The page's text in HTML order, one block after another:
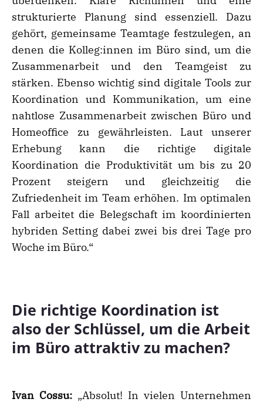
strukturierte Planung sind essenziell. Dazu
gehört, gemeinsame Teamtage festzulegen, an
denen die Kolleg:innen im Büro sind, um die
Zusammenarbeit und den Teamgeist zu
stärken. Ebenso wichtig sind digitale Tools zur
Koordination und Kommunikation, um eine
nahtlose Zusammenarbeit zwischen Büro und
Homeoffice zu gewährleisten. Laut unserer
Erhebung kann die richtige digitale
Koordination die Produktivität um bis zu 20
Prozent steigern und gleichzeitig die
Zufriedenheit im Team erhöhen. Im optimalen
Fall arbeitet die Belegschaft im koordinierten
hybriden Setting dabei zwei bis drei Tage pro
Woche im Büro.“
Die richtige Koordination ist
also der Schlüssel, um die Arbeit
im Büro attraktiv zu machen?
Ivan Cossu: „Absolut! In vielen Unternehmen